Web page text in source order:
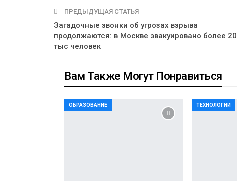
ПРЕДЫДУЩАЯ СТАТЬЯ
Загадочные звонки об угрозах взрыва
продолжаются: в Москве эвакуировано более 20
тыс человек
Вам Также Могут Понравиться
ОБРАЗОВАНИЕ ТЕХНОЛОГИИ